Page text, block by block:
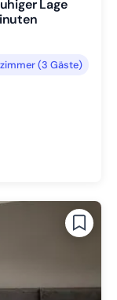
Lage
(3 Gäste)